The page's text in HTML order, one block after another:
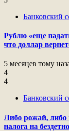
Банковский
Рублю «еще
что доллар
5 месяцев тому
4
4
Банковский
Либо рожай, либо
налога на